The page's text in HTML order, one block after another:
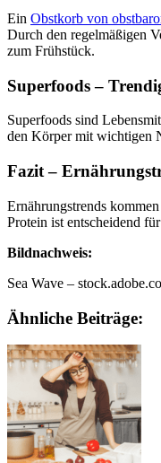
Ein Obstkorb von
Durch den regelmäßigen
zum Frühstück.
Superfoods –
Superfoods sind
den Körper mit wichtigen
Fazit –
Ernährungstrends
Protein ist entscheidend
Bildnachweis:
Sea Wave –
Ähnliche Beiträge: